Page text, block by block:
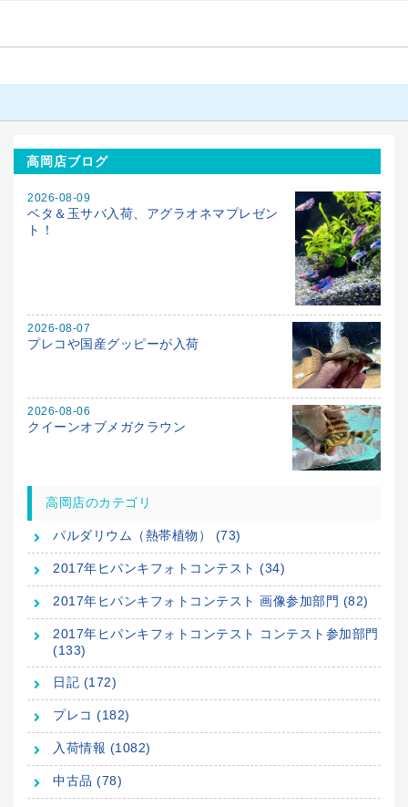
高岡店ブログ
2026-08-09
ベタ＆玉サバ入荷、アグラオネマプレゼン
ト！
2026-08-07
プレコや国産グッピーが入荷
2026-08-06
クイーンオブメガクラウン
高岡店のカテゴリ
パルダリウム（熱帯植物） (73)
2017年ヒパンキフォトコンテスト (34)
2017年ヒパンキフォトコンテスト 画像参加部門 (82)
2017年ヒパンキフォトコンテスト コンテスト参加部門
(133)
日記 (172)
プレコ (182)
入荷情報 (1082)
中古品 (78)